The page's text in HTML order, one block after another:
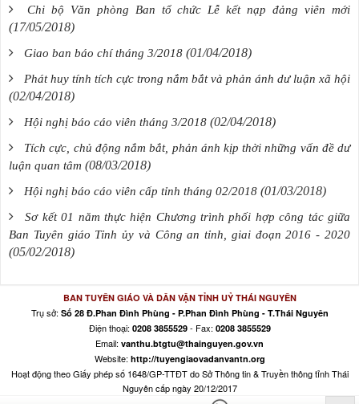
Chi bộ Văn phòng Ban tổ chức Lễ kết nạp đảng viên mới
(17/05/2018)
Giao ban báo chí tháng 3/2018 (01/04/2018)
Phát huy tính tích cực trong nắm bắt và phản ánh dư luận xã hội
(02/04/2018)
Hội nghị báo cáo viên tháng 3/2018 (02/04/2018)
Tích cực, chủ động nắm bắt, phản ánh kịp thời những vấn đề dư
luận quan tâm (08/03/2018)
Hội nghị báo cáo viên cấp tỉnh tháng 02/2018 (01/03/2018)
Sơ kết 01 năm thực hiện Chương trình phối hợp công tác giữa
Ban Tuyên giáo Tỉnh ủy và Công an tỉnh, giai đoạn 2016 - 2020
(05/02/2018)
BAN TUYÊN GIÁO VÀ DÂN VẬN TỈNH UỶ THÁI NGUYÊN
Trụ sở: Số 28 Đ.Phan Đình Phùng - P.Phan Đình Phùng - T.Thái Nguyên
Điện thoại: 0208 3855529- Fax: 0208 3855529
Email: vanthu.btgtu@thainguyen.gov.vn
Website: http://tuyengiaovadanvantn.org
Hoạt động theo Giấy phép số 1648/GP-TTĐT do Sở Thông tin & Truyền thông tỉnh Thái
Nguyên cấp ngày 20/12/2017